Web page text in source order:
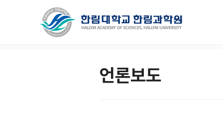
언론보도